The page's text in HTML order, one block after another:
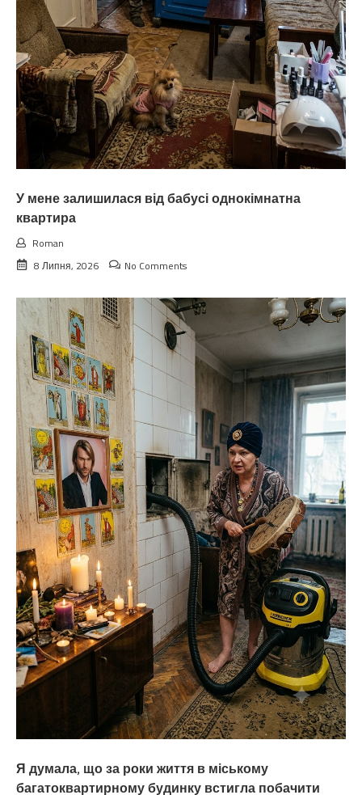
У мене залишилася від бабусі однокімнатна
квартира
Roman
8 Липня, 2026
No Comments
Я думала, що за роки життя в міському
багатоквартирному будинку встигла побачити